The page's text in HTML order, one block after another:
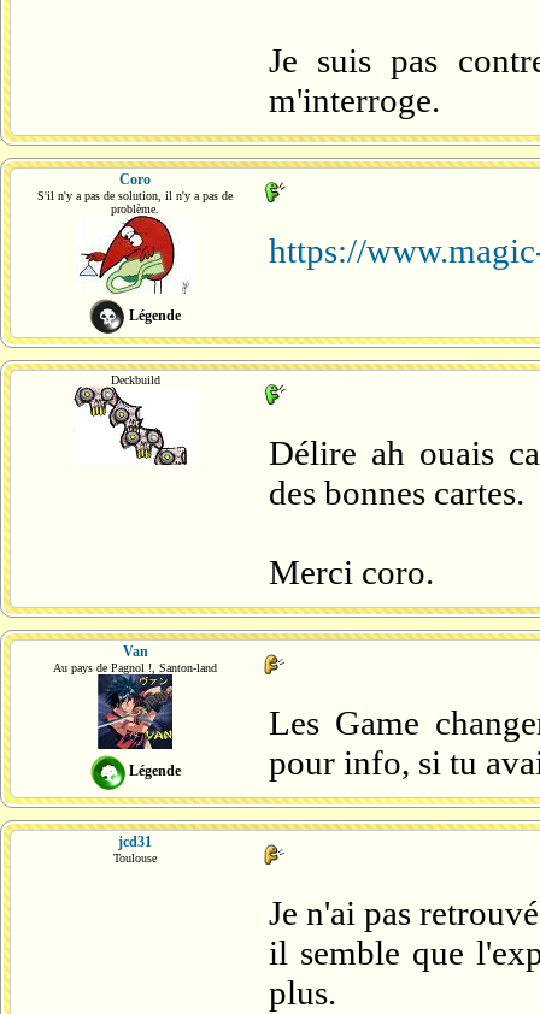
Je suis pas
m'interroge.
Coro
S'il n'y a pas de solution, il n'y a pas de
problème.
Légende
https://
Deckbuild
Délire ah ouais
des bonnes cartes.
Merci coro.
Van
Au pays de Pagnol !, Santon-land
Légende
Les Game
pour info, si tu
jcd31
Toulouse
Je n'ai pas
il semble que
plus.